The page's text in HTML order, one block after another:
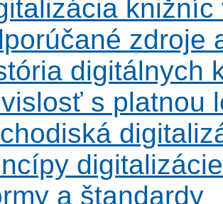
knižníc
zdroje
digitálnych
s platnou
digitalizácie
a štandardy